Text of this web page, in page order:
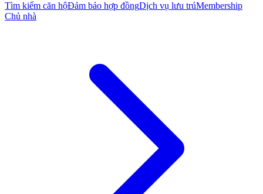
Tìm kiếm căn hộĐảm bảo hợp đồngDịch vụ lưu trúMembership
Chủ nhà